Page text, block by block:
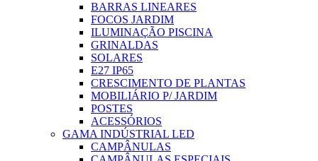
BARRAS LINEARES
FOCOS JARDIM
ILUMINAÇÃO PISCINA
GRINALDAS
SOLARES
E27 IP65
CRESCIMENTO DE PLANTAS
MOBILIÁRIO P/ JARDIM
POSTES
ACESSÓRIOS
GAMA INDÚSTRIAL LED
CAMPÂNULAS